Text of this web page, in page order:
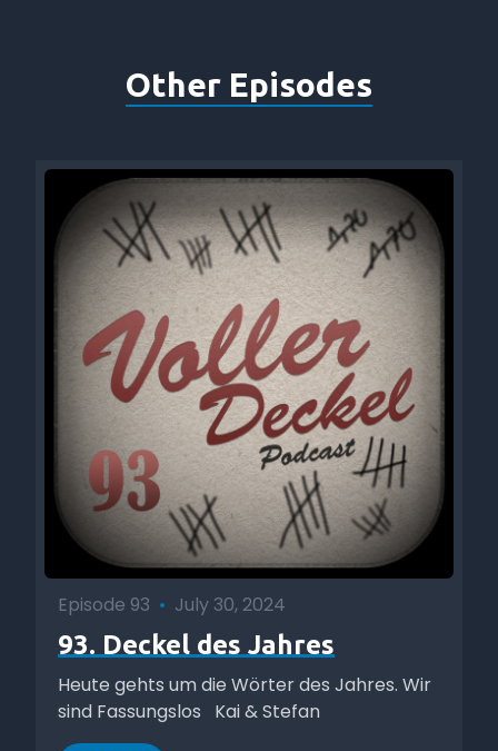
Other Episodes
Episode 93 • July 30, 2024
93. Deckel des Jahres
Heute gehts um die Wörter des Jahres. Wir
sind Fassungslos Kai & Stefan